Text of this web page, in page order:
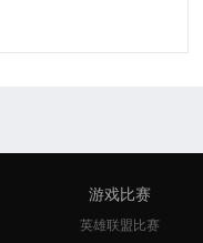
游戏比赛
英雄联盟比赛